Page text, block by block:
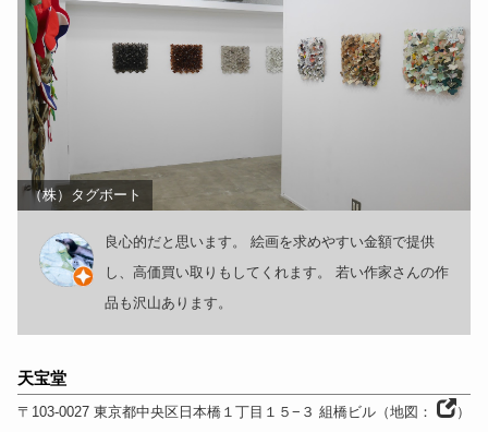
（株）タグボート
良心的だと思います。 絵画を求めやすい金額で提供
し、高価買い取りもしてくれます。 若い作家さんの作
品も沢山あります。
天宝堂
〒103-0027 東京都中央区日本橋１丁目１５−３ 組橋ビル（地図：
）